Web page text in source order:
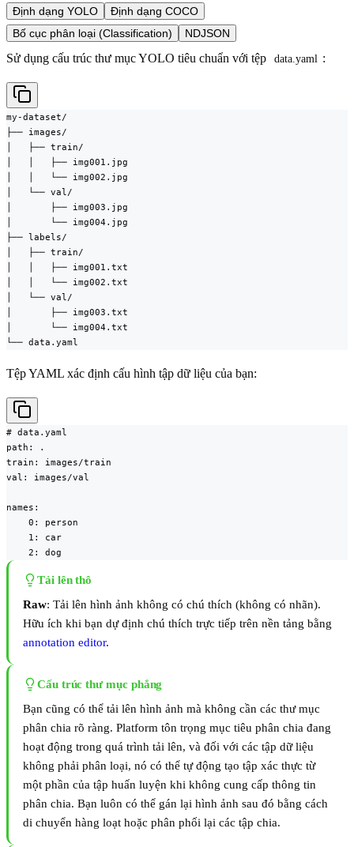
Định dạng YOLO
Định dạng COCO
Bố cục phân loại (Classification)
NDJSON
Sử dụng cấu trúc thư mục YOLO tiêu chuẩn với tệp data.yaml :
my-dataset/
├── images/
│   ├── train/
│   │   ├── img001.jpg
│   │   └── img002.jpg
│   └── val/
│       ├── img003.jpg
│       └── img004.jpg
├── labels/
│   ├── train/
│   │   ├── img001.txt
│   │   └── img002.txt
│   └── val/
│       ├── img003.txt
│       └── img004.txt
└── data.yaml
Tệp YAML xác định cấu hình tập dữ liệu của bạn:
# data.yaml
path: .
train: images/train
val: images/val
names:
    0: person
    1: car
    2: dog
Tải lên thô
Raw: Tải lên hình ảnh không có chú thích (không có nhãn).
Hữu ích khi bạn dự định chú thích trực tiếp trên nền tảng bằng
annotation editor.
Cấu trúc thư mục phẳng
Bạn cũng có thể tải lên hình ảnh mà không cần các thư mục
phân chia rõ ràng. Platform tôn trọng mục tiêu phân chia đang
hoạt động trong quá trình tải lên, và đối với các tập dữ liệu
không phải phân loại, nó có thể tự động tạo tập xác thực từ
một phần của tập huấn luyện khi không cung cấp thông tin
phân chia. Bạn luôn có thể gán lại hình ảnh sau đó bằng cách
di chuyển hàng loạt hoặc phân phối lại các tập chia.